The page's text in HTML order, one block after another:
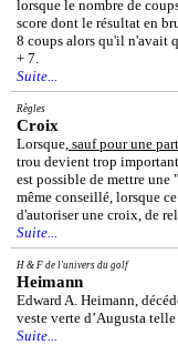
lorsque le nombre de
score dont le résultat en
8 coups alors qu'il n'avait
+ 7.
Suite...
Règles
Croix
Lorsque, sauf pour une
trou devient trop
est possible de mettre une
même conseillé, lorsque
d'autoriser une croix, de
Suite...
H & F de l'univers du golf
Heimann
Edward A. Heimann,
veste verte d’Augusta
Suite...